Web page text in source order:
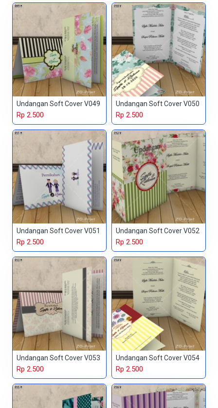
Undangan Soft Cover V049
Rp 2.500
Undangan Soft Cover V050
Rp 2.500
Undangan Soft Cover V051
Rp 2.500
Undangan Soft Cover V052
Rp 2.500
Undangan Soft Cover V053
Rp 2.500
Undangan Soft Cover V054
Rp 2.500